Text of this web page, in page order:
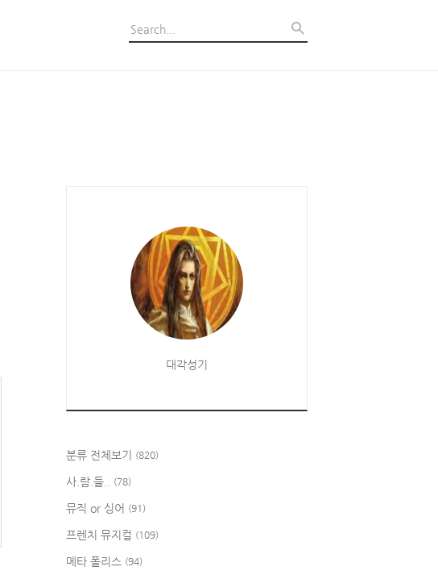
대각성기
분류 전체보기 (820)
사.람.들.. (78)
뮤직 or 싱어 (91)
프렌치 뮤지컬 (109)
메타 폴리스 (94)